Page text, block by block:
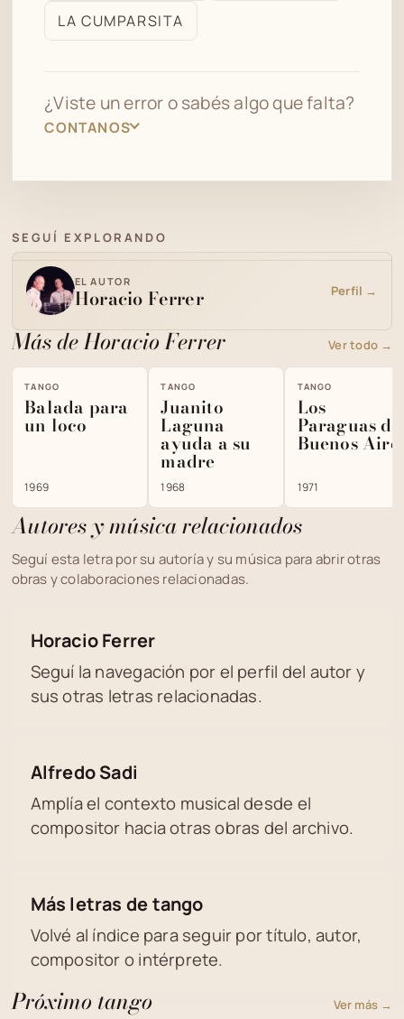
archivo
LA CUMPARSITA
¿Viste un error o sabés algo que falta?
CONTANOS
SEGUÍ EXPLORANDO
EL AUTOR
Horacio Ferrer Perfil →
Más de Horacio Ferrer Ver todo →
TANGO
Balada para
un loco
1969
TANGO
Juanito
Laguna
ayuda a su
madre
1968
TANGO
Los
Paraguas de
Buenos
1971
Autores y música relacionados
Seguí esta letra por su autoría y su música para abrir otras
obras y colaboraciones relacionadas.
Horacio Ferrer
Seguí la navegación por el perfil del autor y
sus otras letras relacionadas.
Alfredo Sadi
Amplía el contexto musical desde el
compositor hacia otras obras del archivo.
Más letras de tango
Volvé al índice para seguir por título, autor,
compositor o intérprete.
Próximo tango Ver más →